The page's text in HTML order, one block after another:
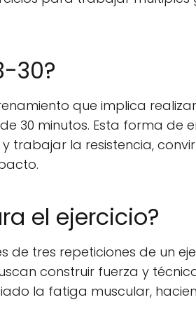
30?
que implica
30 minutos. Esta forma de
la resistencia,
el ejercicio?
de tres repeticiones de un
construir fuerza y
la fatiga muscular,